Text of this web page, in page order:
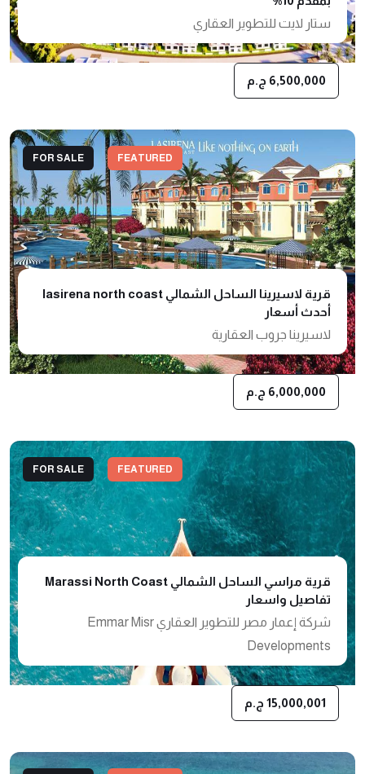
6,500,000 ج.م
ستار لايت للتطوير العقاري
FEATURED
FOR SALE
6,000,000 ج.م
قرية لاسيرينا الساحل الشمالي lasirena north coast
أحدث أسعار
لاسيرينا جروب العقارية
FEATURED
FOR SALE
15,000,001 ج.م
قرية مراسي الساحل الشمالي Marassi North Coast
تفاصيل واسعار
شركة إعمار مصر للتطوير العقاري Emmar Misr
Developments